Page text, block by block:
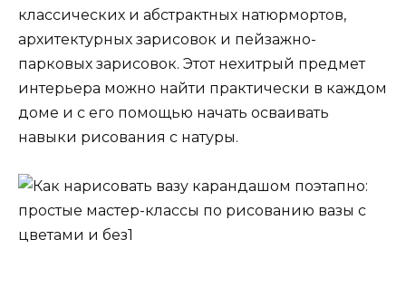
классических и абстрактных натюрмортов,
архитектурных зарисовок и пейзажно-
парковых зарисовок. Этот нехитрый предмет
интерьера можно найти практически в каждом
доме и с его помощью начать осваивать
навыки рисования с натуры.